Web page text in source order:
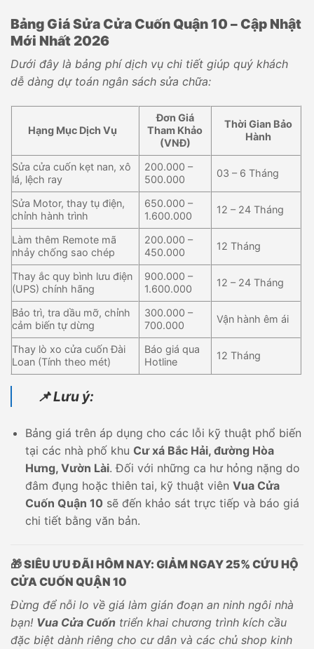
Bảng Giá Sửa Cửa Cuốn Quận 10 – Cập Nhật
Mới Nhất 2026
Dưới đây là bảng phí dịch vụ chi tiết giúp quý khách
dễ dàng dự toán ngân sách sửa chữa:
Hạng Mục Dịch Vụ
Đơn Giá
Tham Khảo
(VNĐ)
Thời Gian Bảo
Hành
Sửa cửa cuốn kẹt nan, xô
lá, lệch ray
200.000 –
500.000
03 – 6 Tháng
Sửa Motor, thay tụ điện,
chỉnh hành trình
650.000 –
1.600.000
12 – 24 Tháng
Làm thêm Remote mã
nhảy chống sao chép
200.000 –
450.000
12 Tháng
Thay ắc quy bình lưu điện
(UPS) chính hãng
900.000 –
1.600.000
12 – 24 Tháng
Bảo trì, tra dầu mỡ, chỉnh
cảm biến tự dừng
300.000 –
700.000
Vận hành êm ái
Thay lò xo cửa cuốn Đài
Loan (Tính theo mét)
Báo giá qua
Hotline
12 Tháng
📌 Lưu ý:
Bảng giá trên áp dụng cho các lỗi kỹ thuật phổ biến
tại các nhà phố khu Cư xá Bắc Hải, đường Hòa
Hưng, Vườn Lài. Đối với những ca hư hỏng nặng do
đâm đụng hoặc thiên tai, kỹ thuật viên Vua Cửa
Cuốn Quận 10 sẽ đến khảo sát trực tiếp và báo giá
chi tiết bằng văn bản.
🎁 SIÊU ƯU ĐÃI HÔM NAY: GIẢM NGAY 25% CỨU HỘ
CỬA CUỐN QUẬN 10
Đừng để nỗi lo về giá làm gián đoạn an ninh ngôi nhà
bạn! Vua Cửa Cuốn triển khai chương trình kích cầu
đặc biệt dành riêng cho cư dân và các chủ shop kinh